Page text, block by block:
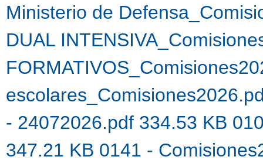
Ministerio de
DUAL
- 24072026.pdf 334.53 KB
347.21 KB 0141 -